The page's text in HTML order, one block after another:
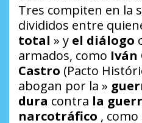
Tres compiten en la
divididos entre
total » y el diálogo
armados, como Iván
Castro (Pacto
abogan por la »
dura contra la
narcotráfico ,